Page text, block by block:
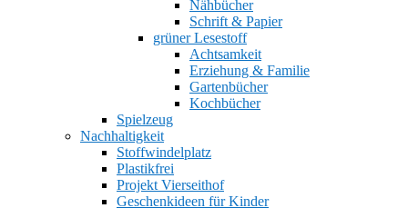
Nähbücher
Schrift & Papier
grüner Lesestoff
Achtsamkeit
Erziehung & Familie
Gartenbücher
Kochbücher
Spielzeug
Nachhaltigkeit
Stoffwindelplatz
Plastikfrei
Projekt Vierseithof
Geschenkideen für Kinder